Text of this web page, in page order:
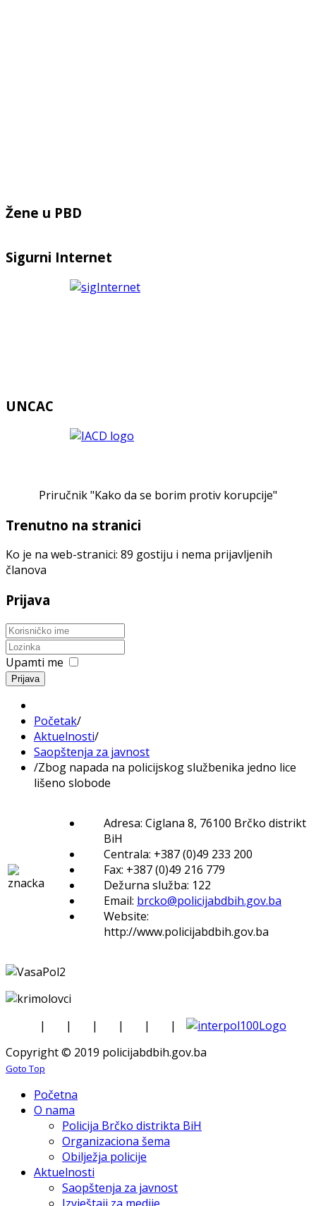
Žene u PBD
Sigurni Internet
UNCAC
Priručnik "Kako da se borim protiv korupcije"
Trenutno na stranici
Ko je na web-stranici: 89 gostiju i nema prijavljenih
članova
Prijava
Upamti me
Prijava
Početak/
Aktuelnosti/
Saopštenja za javnost
/Zbog napada na policijskog službenika jedno lice
lišeno slobode
Adresa: Ciglana 8, 76100 Brčko distrikt
BiH
Centrala: +387 (0)49 233 200
Fax: +387 (0)49 216 779
Dežurna služba: 122
Email: brcko@policijabdbih.gov.ba
Website:
http://www.policijabdbih.gov.ba
| | | | |
|
Copyright © 2019 policijabdbih.gov.ba
Goto Top
Početna
O nama
Policija Brčko distrikta BiH
Organizaciona šema
Obilježja policije
Aktuelnosti
Saopštenja za javnost